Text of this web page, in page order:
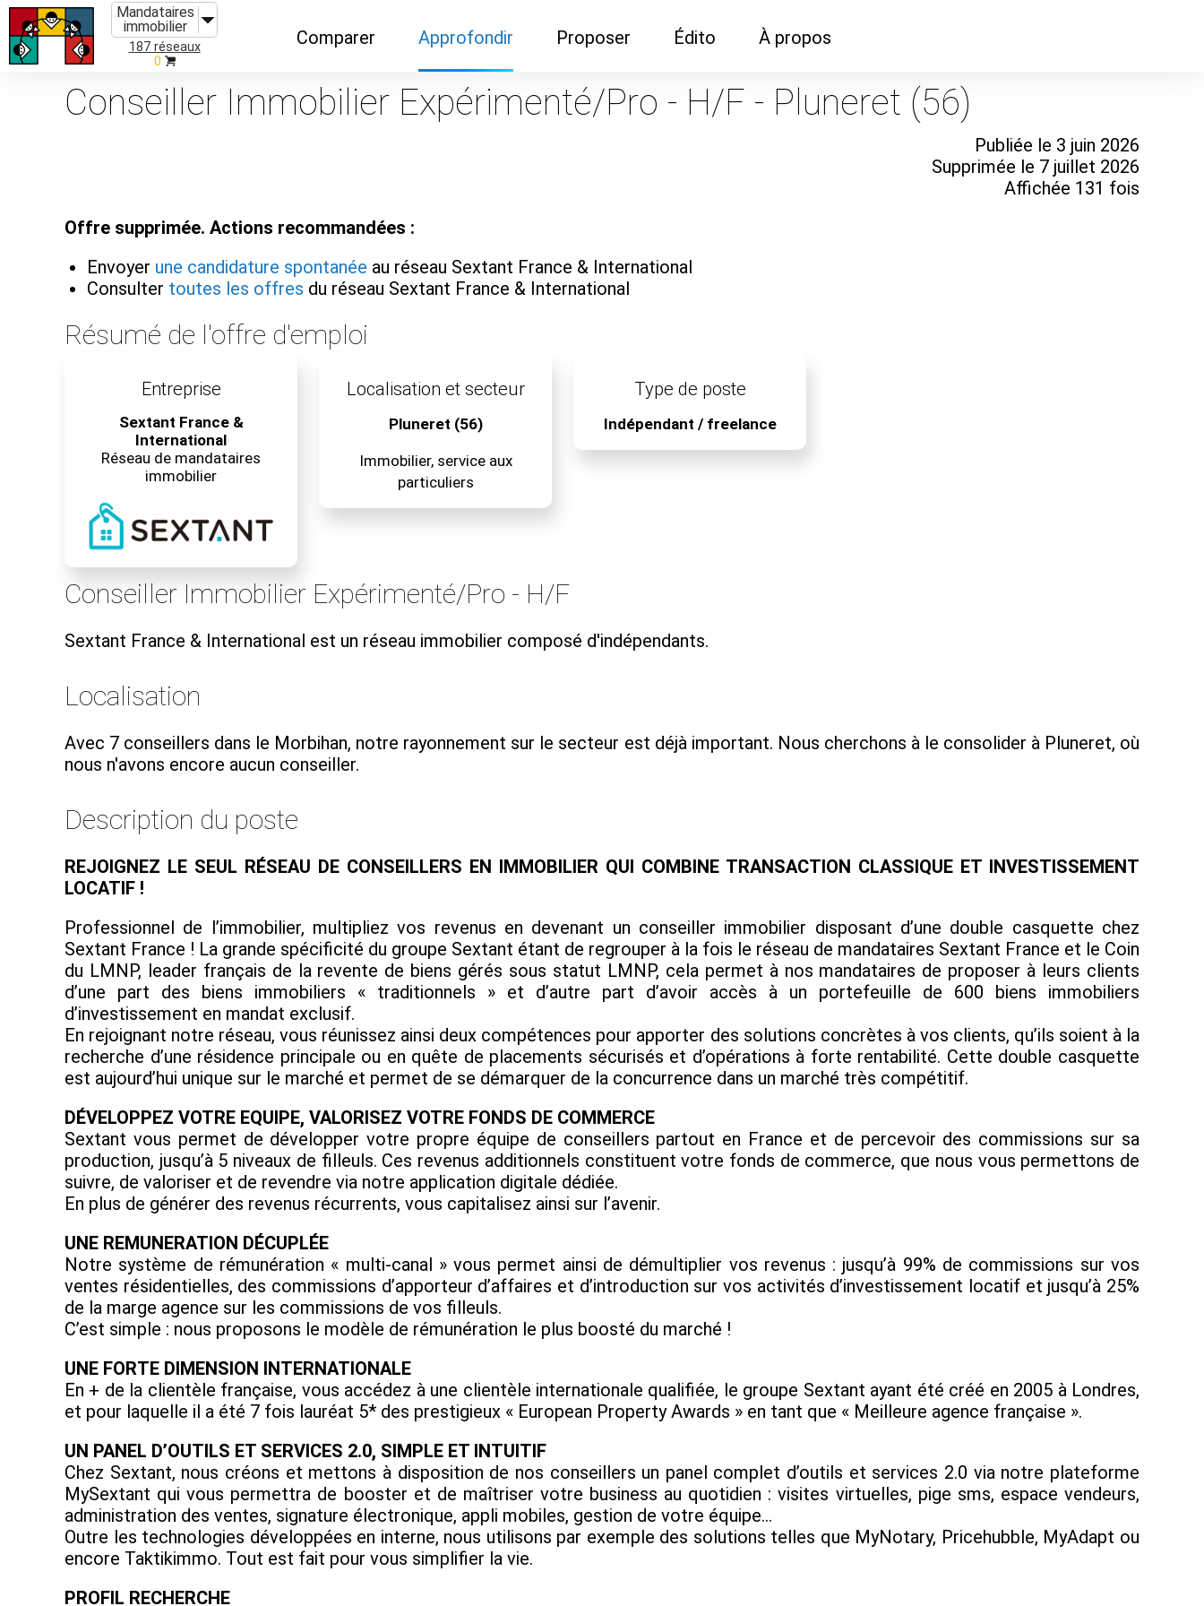
Mandataires
immobilier
187 réseaux
0
Comparer
Caractéristiques
Organismes de formation
Approfondir
Demandes de
documentation
Proposer
Recommander son réseau
Édito
Newsletter
À propos
Nous contacter
Conseiller Immobilier Expérimenté/Pro - H/F - Pluneret (56)
Publiée le 3 juin 2026
Supprimée le 7 juillet 2026
Affichée 131 fois
Offre supprimée. Actions recommandées :
Envoyer une candidature spontanée au réseau Sextant France & International
Consulter toutes les offres du réseau Sextant France & International
Résumé de l'offre d'emploi
Entreprise
Sextant France &
International
Réseau de mandataires
immobilier
Localisation et secteur
Pluneret (56)
Immobilier, service aux
particuliers
Type de poste
Indépendant / freelance
Conseiller Immobilier Expérimenté/Pro - H/F
Sextant France & International est un réseau immobilier composé d'indépendants.
Localisation
Avec 7 conseillers dans le Morbihan, notre rayonnement sur le secteur est déjà important. Nous cherchons à le consolider à Pluneret, où
nous n'avons encore aucun conseiller.
Description du poste
REJOIGNEZ LE SEUL RÉSEAU DE CONSEILLERS EN IMMOBILIER QUI COMBINE TRANSACTION CLASSIQUE ET INVESTISSEMENT
LOCATIF !
Professionnel de l’immobilier, multipliez vos revenus en devenant un conseiller immobilier disposant d’une double casquette chez
Sextant France ! La grande spécificité du groupe Sextant étant de regrouper à la fois le réseau de mandataires Sextant France et le Coin
du LMNP, leader français de la revente de biens gérés sous statut LMNP, cela permet à nos mandataires de proposer à leurs clients
d’une part des biens immobiliers « traditionnels » et d’autre part d’avoir accès à un portefeuille de 600 biens immobiliers
d’investissement en mandat exclusif.
En rejoignant notre réseau, vous réunissez ainsi deux compétences pour apporter des solutions concrètes à vos clients, qu’ils soient à la
recherche d’une résidence principale ou en quête de placements sécurisés et d’opérations à forte rentabilité. Cette double casquette
est aujourd’hui unique sur le marché et permet de se démarquer de la concurrence dans un marché très compétitif.
DÉVELOPPEZ VOTRE EQUIPE, VALORISEZ VOTRE FONDS DE COMMERCE
Sextant vous permet de développer votre propre équipe de conseillers partout en France et de percevoir des commissions sur sa
production, jusqu’à 5 niveaux de filleuls. Ces revenus additionnels constituent votre fonds de commerce, que nous vous permettons de
suivre, de valoriser et de revendre via notre application digitale dédiée.
En plus de générer des revenus récurrents, vous capitalisez ainsi sur l’avenir.
UNE REMUNERATION DÉCUPLÉE
Notre système de rémunération « multi-canal » vous permet ainsi de démultiplier vos revenus : jusqu’à 99% de commissions sur vos
ventes résidentielles, des commissions d’apporteur d’affaires et d’introduction sur vos activités d’investissement locatif et jusqu’à 25%
de la marge agence sur les commissions de vos filleuls.
C’est simple : nous proposons le modèle de rémunération le plus boosté du marché !
UNE FORTE DIMENSION INTERNATIONALE
En + de la clientèle française, vous accédez à une clientèle internationale qualifiée, le groupe Sextant ayant été créé en 2005 à Londres,
et pour laquelle il a été 7 fois lauréat 5* des prestigieux « European Property Awards » en tant que « Meilleure agence française ».
UN PANEL D’OUTILS ET SERVICES 2.0, SIMPLE ET INTUITIF
Chez Sextant, nous créons et mettons à disposition de nos conseillers un panel complet d’outils et services 2.0 via notre plateforme
MySextant qui vous permettra de booster et de maîtriser votre business au quotidien : visites virtuelles, pige sms, espace vendeurs,
administration des ventes, signature électronique, appli mobiles, gestion de votre équipe...
Outre les technologies développées en interne, nous utilisons par exemple des solutions telles que MyNotary, Pricehubble, MyAdapt ou
encore Taktikimmo. Tout est fait pour vous simplifier la vie.
PROFIL RECHERCHE